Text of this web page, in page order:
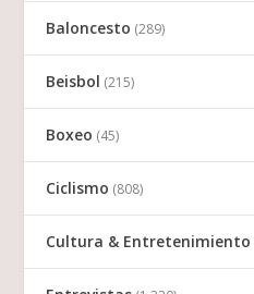
Baloncesto (289)
Beisbol (215)
Boxeo (45)
Ciclismo (808)
Cultura & Entretenimiento